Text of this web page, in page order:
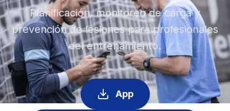
Planificación, monitoreo de carga y
prevención de lesiones para profesionales
del entrenamiento.
App